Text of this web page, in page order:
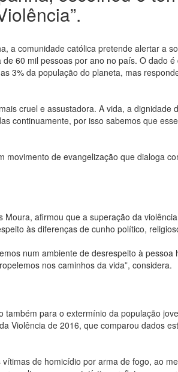
a comunidade católica pretende alertar a
60 mil pessoas por ano no país. O dado
3% da população do planeta, mas
cruel e assustadora. A vida, a dignidade
continuamente, por isso sabemos que
de evangelização que dialoga
afirmou que a superação da
às diferenças de cunho político,
num ambiente de desrespeito à pessoa
nos caminhos da vida”, considera.
para o extermínio da população
Violência de 2016, que comparou dados
de homicídio por arma de fogo, ao